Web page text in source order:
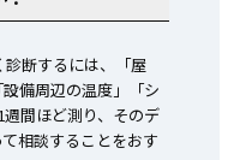
診断するには、「屋
備周辺の温度」「シ
間ほど測り、そのデ
相談することをおす